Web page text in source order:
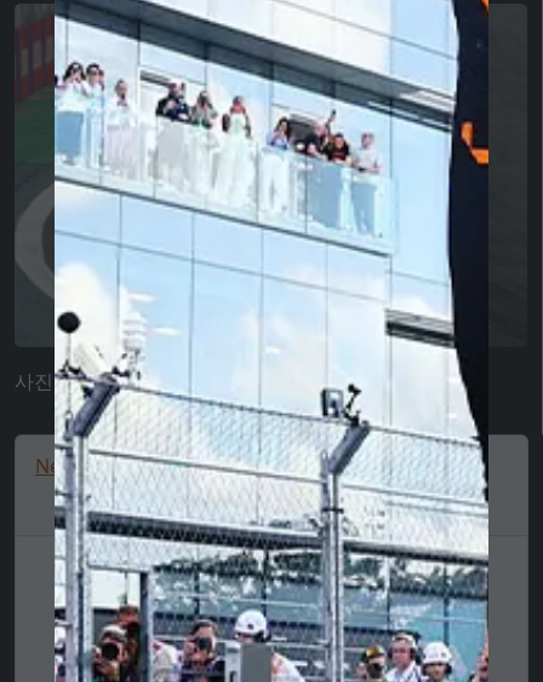
사진: XPB 이미지 / 모터스포츠 이미지
New York Yankees Women's Baseball Cap, Black